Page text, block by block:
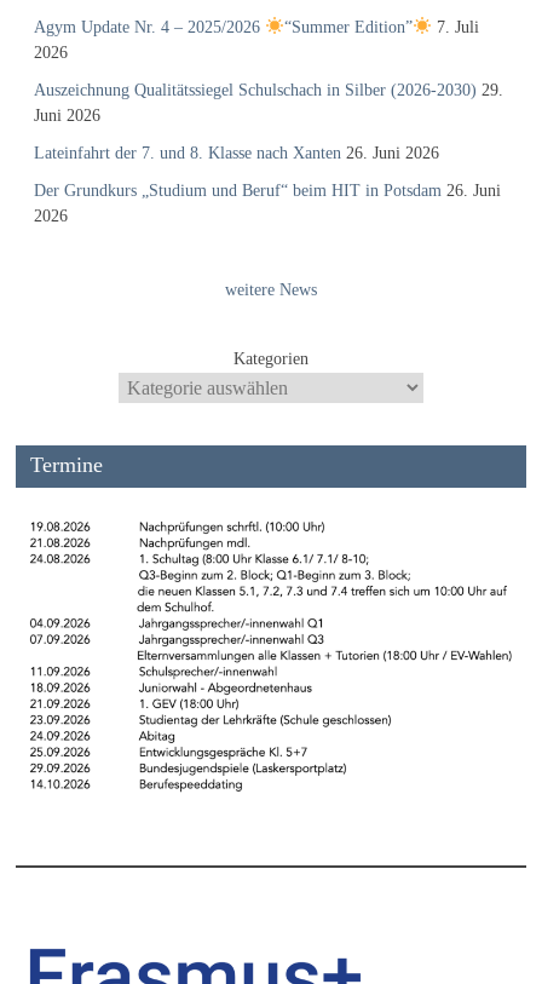
Agym Update Nr. 4 – 2025/2026 “Summer Edition”
7. Juli
2026
Auszeichnung Qualitätssiegel Schulschach in Silber (2026-2030) 29.
Juni 2026
Lateinfahrt der 7. und 8. Klasse nach Xanten 26. Juni 2026
Der Grundkurs „Studium und Beruf“ beim HIT in Potsdam 26. Juni
2026
weitere News
Kategorien
Termine